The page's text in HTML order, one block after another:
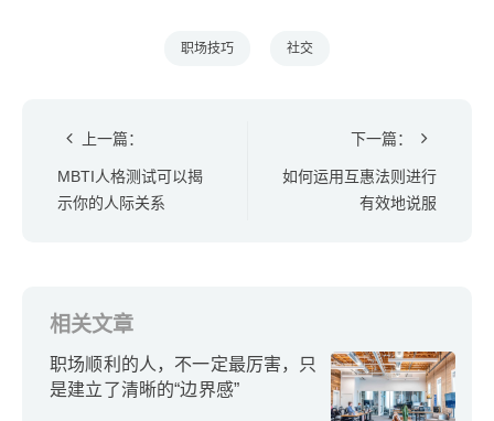
职场技巧 社交
上一篇：
MBTI人格测试可以揭
示你的人际关系
下一篇：
如何运用互惠法则进行
有效地说服
相关文章
职场顺利的人，不一定最厉害，只
是建立了清晰的“边界感”